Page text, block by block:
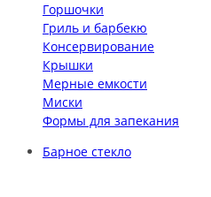
Горшочки
Гриль и барбекю
Консервирование
Крышки
Мерные емкости
Миски
Формы для запекания
Барное стекло